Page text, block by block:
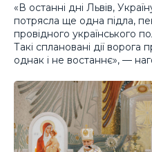
«В останні дні Львів,
потрясла ще одна підла,
провідного українського
Такі сплановані дії
однак і не востаннє», —